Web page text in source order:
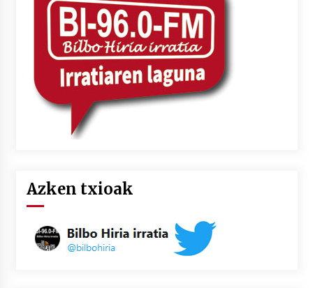
Azken txioak